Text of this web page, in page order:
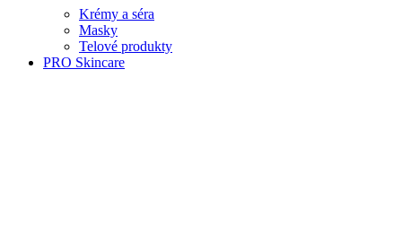
Krémy a séra
Masky
Telové produkty
PRO Skincare